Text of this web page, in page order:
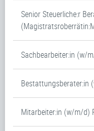
Senior Steuerliche:r
Sachbearbeiter:in (w/
Bestattungsberater:in
Mitarbeiter:in (w/m/d)